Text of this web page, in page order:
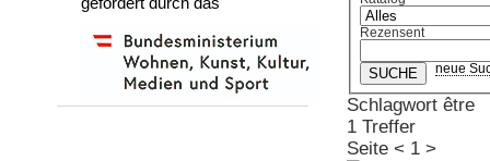
Rezensent
neue
Schlagwort être
1 Treffer
Seite < 1 >